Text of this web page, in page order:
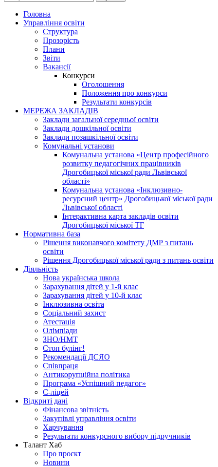
Головна
Управління освіти
Структура
Прозорість
Плани
Звіти
Вакансії
Конкурси
Оголошення
Положення про конкурси
Результати конкурсів
МЕРЕЖА ЗАКЛАДІВ
Заклади загальної середньої освіти
Заклади дошкільної освіти
Заклади позашкільної освіти
Комунальні установи
Комунальна установа «Центр професійного
розвитку педагогічних працівників
Дрогобицької міської ради Львівської
області»
Комунальна установа «Інклюзивно-
ресурсний центр» Дрогобицької міської ради
Львівської області
Інтерактивна карта закладів освіти
Дрогобицької міської ТГ
Нормативна база
Рішення виконавчого комітету ДМР з питань
освіти
Рішення Дрогобицької міської ради з питань освіти
Діяльність
Нова українська школа
Зарахування дітей у 1-й клас
Зарахування дітей у 10-й клас
Інклюзивна освіта
Соціальний захист
Атестація
Олімпіади
ЗНО/НМТ
Стоп булінг!
Рекомендації ДСЯО
Співпраця
Антикорупційна політика
Програма «Успішний педагог»
Є-ліцей
Відкриті дані
Фінансова звітність
Закупівлі управління освіти
Харчування
Результати конкурсного вибору підручників
Талант Хаб
Про проєкт
Новини